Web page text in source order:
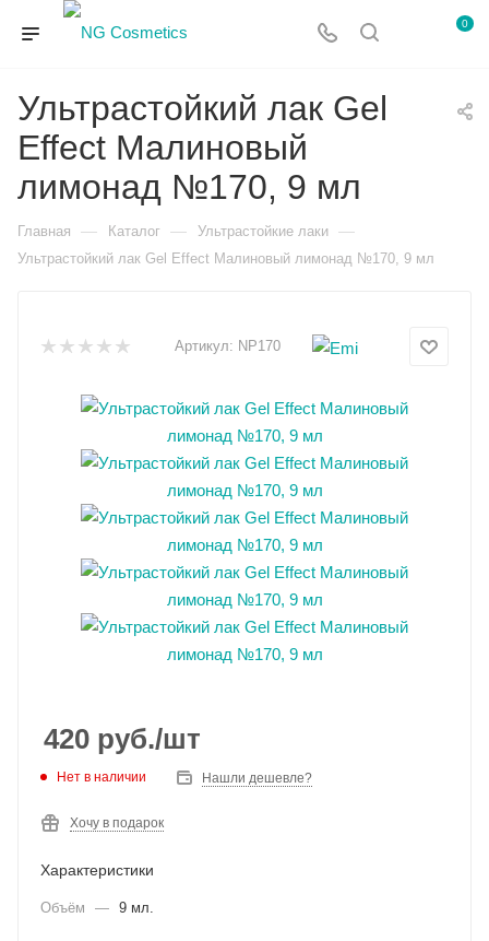
0
Ультрастойкий лак Gel
Effect Малиновый
лимонад №170, 9 мл
Главная — Каталог — Ультрастойкие лаки —
Ультрастойкий лак Gel Effect Малиновый лимонад №170, 9 мл
Артикул: NP170
420 руб./шт
Нет в наличии Нашли дешевле?
Хочу в подарок
Характеристики
Объём — 9 мл.